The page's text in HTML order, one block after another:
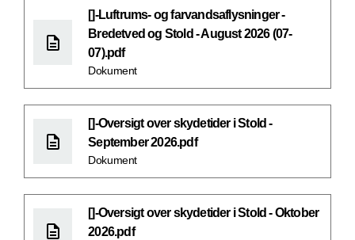
[]-Luftrums- og farvandsaflysninger -
Bredetved og Stold - August 2026 (07-
07).pdf
Dokument
[]-Oversigt over skydetider i Stold -
September 2026.pdf
Dokument
[]-Oversigt over skydetider i Stold - Oktober
2026.pdf